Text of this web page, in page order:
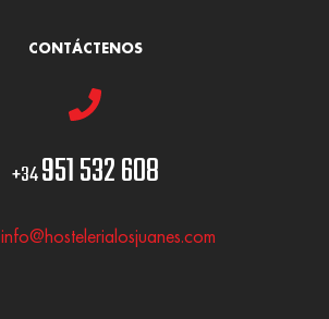
CONTÁCTENOS
+34951 532 608
info@hostelerialosjuanes.com